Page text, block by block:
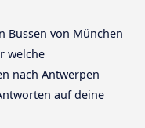
Bussen von München
welche
nach Antwerpen
auf deine